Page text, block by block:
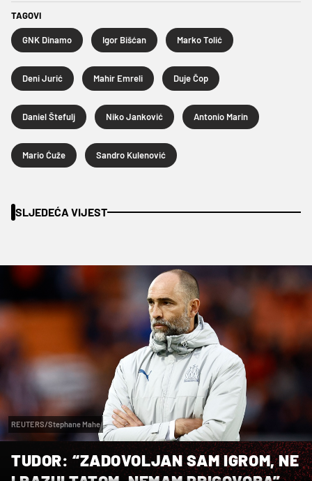
TAGOVI
GNK Dinamo Igor Bišćan Marko Tolić
Deni Jurić Mahir Emreli Duje Čop
Daniel Štefulj Niko Janković Antonio Marin
Mario Ćuže Sandro Kulenović
SLJEDEĆA VIJEST
REUTERS/Stephane Mahe
TUDOR: “ZADOVOLJAN SAM IGROM, NE